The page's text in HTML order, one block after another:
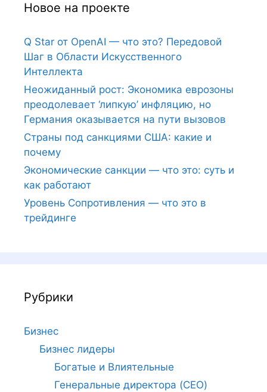
Новое на проекте
Q Star от OpenAI — что это? Передовой
Шаг в Области Искусственного
Интеллекта
Неожиданный рост: Экономика еврозоны
преодолевает ‘липкую’ инфляцию, но
Германия оказывается на пути вызовов
Страны под санкциями США: какие и
почему
Экономические санкции — что это: суть и
как работают
Уровень Сопротивления — что это в
трейдинге
Рубрики
Бизнес
Бизнес лидеры
Богатые и Влиятельные
Генеральные директора (CEO)